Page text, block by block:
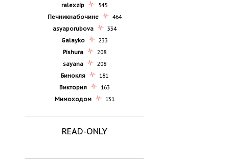
ralexzip
545
Печникнабочине
464
asyaporubova
334
Galayko
233
Pishura
208
sayana
208
Бинокля
181
Виктория
163
Мимоходом
131
READ-ONLY